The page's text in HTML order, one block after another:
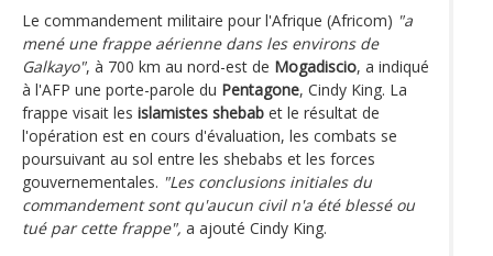
Le commandement militaire pour l'Afrique (Africom) "a
mené une frappe aérienne dans les environs de
Galkayo", à 700 km au nord-est de Mogadiscio, a indiqué
à l'AFP une porte-parole du Pentagone, Cindy King. La
frappe visait les islamistes shebab et le résultat de
l'opération est en cours d'évaluation, les combats se
poursuivant au sol entre les shebabs et les forces
gouvernementales. "Les conclusions initiales du
commandement sont qu'aucun civil n'a été blessé ou
tué par cette frappe", a ajouté Cindy King.